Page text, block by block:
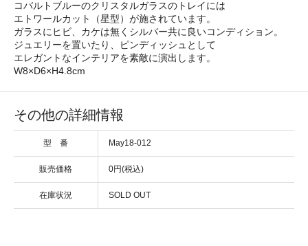
コバルトブルーのクリスタルガラスのトレイには
エトワールカット（星型）が施されています。
ガラスにヒビ、カケは無くシルバー共に良いコンディション。
ジュエリーを置いたり、ピンディッシュとして
エレガントなインテリアを素敵に演出します。
W8×D6×H4.8cm
その他の詳細情報
型 番 May18-012
販売価格 0円(税込)
在庫状況 SOLD OUT